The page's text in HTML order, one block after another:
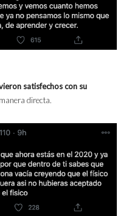
satisfechos con su
directa.